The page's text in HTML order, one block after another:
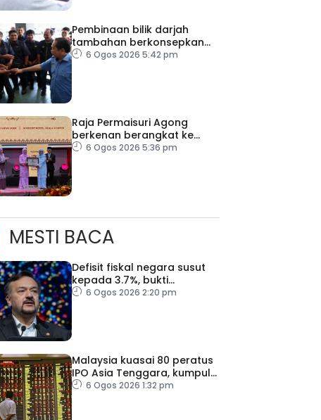
Pembinaan bilik darjah
tambahan berkonsepkan
MPS di sekolah terpilih,
6 Ogos 2026 5:42 pm
Raja Permaisuri Agong
berkenan berangkat ke
Majlis Anugerah Sastera
6 Ogos 2026 5:36 pm
MESTI BACA
Defisit fiskal negara susut
kepada 3.7%, bukti
keyakinan pelabur masih
6 Ogos 2026 2:20 pm
Malaysia kuasai 80 peratus
IPO Asia Tenggara, kumpul
AS$1.4 bilion separuh
6 Ogos 2026 1:32 pm